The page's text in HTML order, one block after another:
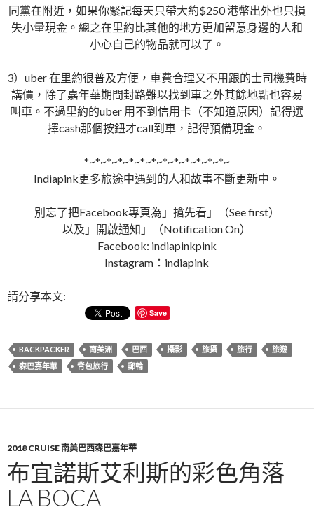
同黨在附近，如果你緊記每天只帶大約$250 港幣出外也只損
失小量現金。總之在里約比其他的地方更加留意身邊的人和
小心自己的物品就可以了。
3）uber 在里約很普及方便，車費合理又不用跟的士司機費時
講價，除了嘉年華期間封路難以找到車之外其餘地點也容易
叫車。不過里約的uber 用不到信用卡（不知道原因）記得選
擇cash那個按鈕才call到車，記得預備現金。
*~*~*~*~*~*~*~*~*~*~*~*~*~
Indiapink更多旅途中遇到的人和故事不斷更新中。
別忘了把Facebook專頁為」搶先看」（See first）
以及」開啟通知」（Notification On）
Facebook: indiapinkpink
Instagram：indiapink
請分享本文:
Save
BACKPACKER 南美洲 巴西 攝影 旅攝 旅行
旅遊
森巴嘉年華
背包旅行 郵輪
2018 CRUISE 南美巴西森巴嘉年華
布宜諾斯艾利斯的彩色角落
LA BOCA